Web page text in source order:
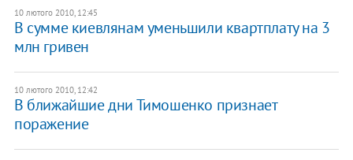
10 лютого 2010, 12:45
В сумме киевлянам уменьшили квартплату на 3
млн гривен
10 лютого 2010, 12:42
В ближайшие дни Тимошенко признает
поражение